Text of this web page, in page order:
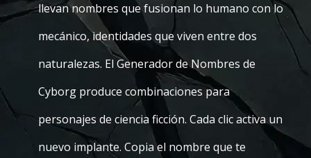
llevan nombres que fusionan lo humano con lo
mecánico, identidades que viven entre dos
naturalezas. El Generador de Nombres de
Cyborg produce combinaciones para
personajes de ciencia ficción. Cada clic activa un
nuevo implante. Copia el nombre que te